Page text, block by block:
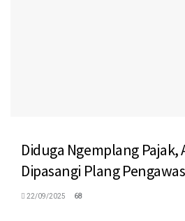
Diduga Ngemplang Pajak,
Dipasangi Plang
22/09/2025 68